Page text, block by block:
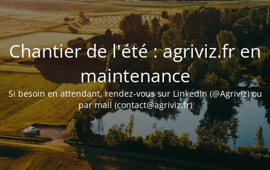
Chantier de l'été : agriviz.fr en
maintenance
Si besoin en attendant, rendez-vous sur LinkedIn (@Agriviz) ou
par mail (contact@agriviz.fr)